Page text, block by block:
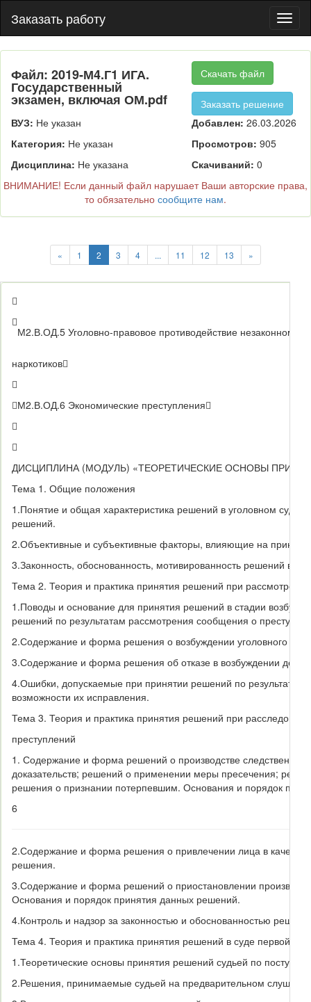
Заказать работу
Файл: 2019-М4.Г1 ИГА.
Государственный
экзамен, включая ОМ.pdf
Скачать файл
Заказать решение
ВУЗ: Не указан
Категория: Не указан
Дисциплина: Не указана
Добавлен: 26.03.2026
Просмотров: 905
Скачиваний: 0
ВНИМАНИЕ! Если данный файл нарушает Ваши авторские права,
то обязательно сообщите нам.
« 1 2 3 4 ... 11 12 13 »


М2.В.ОД.5 Уголовно-правовое противодействие незаконному
наркотиков

М2.В.ОД.6 Экономические преступления


ДИСЦИПЛИНА (МОДУЛЬ) «ТЕОРЕТИЧЕСКИЕ ОСНОВЫ
Тема 1. Общие положения
1.Понятие и общая характеристика решений в уголовном
решений.
2.Объективные и субъективные факторы, влияющие на
3.Законность, обоснованность, мотивированность решений в
Тема 2. Теория и практика принятия решений при
1.Поводы и основание для принятия решений в стадии
решений по результатам рассмотрения сообщения о
2.Содержание и форма решения о возбуждении уголовного
3.Содержание и форма решения об отказе в возбуждении дела.
4.Ошибки, допускаемые при принятии решений по
возможности их исправления.
Тема 3. Теория и практика принятия решений при
преступлений
1. Содержание и форма решений о производстве
доказательств; решений о применении меры пресечения;
решения о признании потерпевшим. Основания и порядок
6
2.Содержание и форма решения о привлечении лица в
решения.
3.Содержание и форма решений о приостановлении
Основания и порядок принятия данных решений.
4.Контроль и надзор за законностью и обоснованностью
Тема 4. Теория и практика принятия решений в суде первой
1.Теоретические основы принятия решений судьей по
2.Решения, принимаемые судьей на предварительном